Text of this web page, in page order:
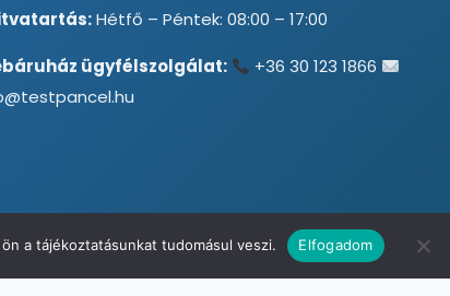
Hétfő – Péntek: 08:00 – 17:00
ügyfélszolgálat:
+36 30 123 1866
a tájékoztatásunkat tudomásul veszi. Elfogadom